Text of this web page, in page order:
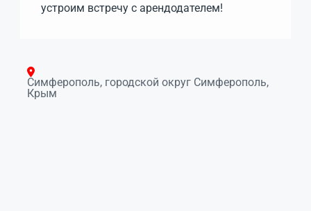
устроим встречу с арендодателем!
Симферополь, городской округ Симферополь,
Крым